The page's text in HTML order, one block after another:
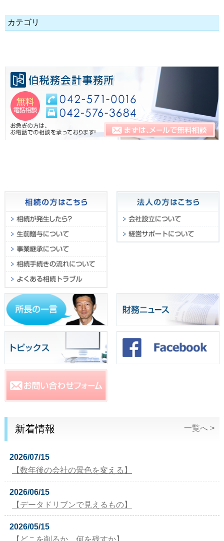
カテゴリ
新着情報 一覧へ >
2026/07/15
【数年後の会社の景色を変える】
2026/06/15
【データドリブンで見えるもの】
2026/05/15